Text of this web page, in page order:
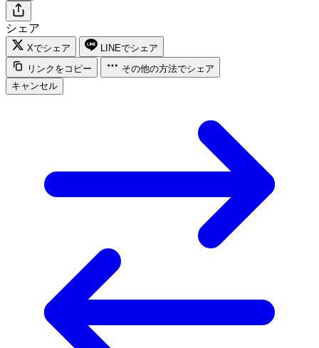
シェア
Xでシェア
LINEでシェア
リンクをコピー
その他の方法でシェア
キャンセル